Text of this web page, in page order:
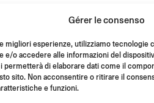
Gérer le consenso
migliori esperienze, utilizziamo tecnologie
e/o accedere alle informazioni del
permetterà di elaborare dati come il
sito. Non acconsentire o ritirare il
e funzioni.
KIT DE